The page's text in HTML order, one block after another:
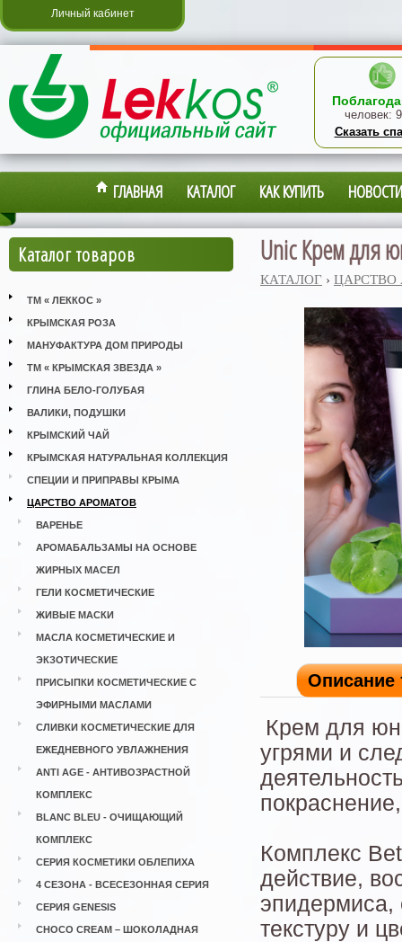
Личный кабинет
человек:
Сказать
ГЛАВНАЯ КАТАЛОГ КАК КУПИТЬ НОВОСТИ
Каталог товаров
ТМ « ЛЕККОС »
КРЫМСКАЯ РОЗА
МАНУФАКТУРА ДОМ ПРИРОДЫ
ТМ « КРЫМСКАЯ ЗВЕЗДА »
ГЛИНА БЕЛО-ГОЛУБАЯ
ВАЛИКИ, ПОДУШКИ
КРЫМСКИЙ ЧАЙ
КРЫМСКАЯ НАТУРАЛЬНАЯ КОЛЛЕКЦИЯ
СПЕЦИИ И ПРИПРАВЫ КРЫМА
ЦАРСТВО АРОМАТОВ
ВАРЕНЬЕ
АРОМАБАЛЬЗАМЫ НА ОСНОВЕ
ЖИРНЫХ МАСЕЛ
ГЕЛИ КОСМЕТИЧЕСКИЕ
ЖИВЫЕ МАСКИ
МАСЛА КОСМЕТИЧЕСКИЕ И
ЭКЗОТИЧЕСКИЕ
ПРИСЫПКИ КОСМЕТИЧЕСКИЕ С
ЭФИРНЫМИ МАСЛАМИ
СЛИВКИ КОСМЕТИЧЕСКИЕ ДЛЯ
ЕЖЕДНЕВНОГО УВЛАЖНЕНИЯ
ANTI AGE - АНТИВОЗРАСТНОЙ
КОМПЛЕКС
BLANC BLEU - ОЧИЩАЮЩИЙ
КОМПЛЕКС
СЕРИЯ КОСМЕТИКИ ОБЛЕПИХА
4 СЕЗОНА - ВСЕСЕЗОННАЯ СЕРИЯ
СЕРИЯ GENESIS
CHOCO CREAM – ШОКОЛАДНАЯ
Unic Крем для
КАТАЛОГ › ЦАРСТВО
Описание
Крем для
угрями и
Комплекс
действие,
эпидермиса,
текстуру и